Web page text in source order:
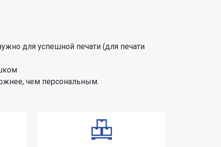
для успешной печати (для печати
чем персональным.